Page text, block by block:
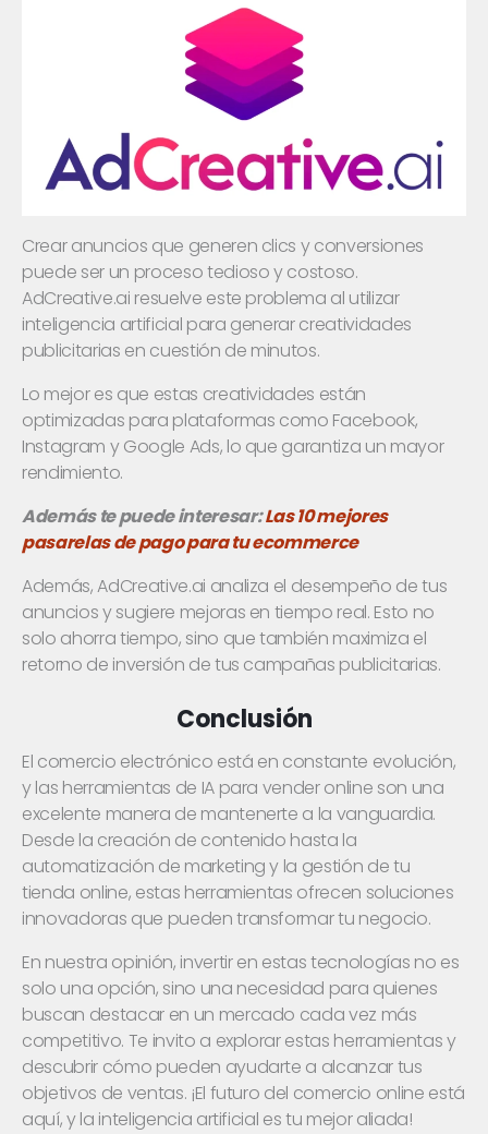
Crear anuncios que generen clics y conversiones
puede ser un proceso tedioso y costoso.
AdCreative.ai resuelve este problema al utilizar
inteligencia artificial para generar creatividades
publicitarias en cuestión de minutos.
Lo mejor es que estas creatividades están
optimizadas para plataformas como Facebook,
Instagram y Google Ads, lo que garantiza un mayor
rendimiento.
Además te puede interesar:Las 10 mejores
pasarelas de pago para tu ecommerce
Además, AdCreative.ai analiza el desempeño de tus
anuncios y sugiere mejoras en tiempo real. Esto no
solo ahorra tiempo, sino que también maximiza el
retorno de inversión de tus campañas publicitarias.
Conclusión
El comercio electrónico está en constante evolución,
y las herramientas de IA para vender online son una
excelente manera de mantenerte a la vanguardia.
Desde la creación de contenido hasta la
automatización de marketing y la gestión de tu
tienda online, estas herramientas ofrecen soluciones
innovadoras que pueden transformar tu negocio.
En nuestra opinión, invertir en estas tecnologías no es
solo una opción, sino una necesidad para quienes
buscan destacar en un mercado cada vez más
competitivo. Te invito a explorar estas herramientas y
descubrir cómo pueden ayudarte a alcanzar tus
objetivos de ventas. ¡El futuro del comercio online está
aquí, y la inteligencia artificial es tu mejor aliada!